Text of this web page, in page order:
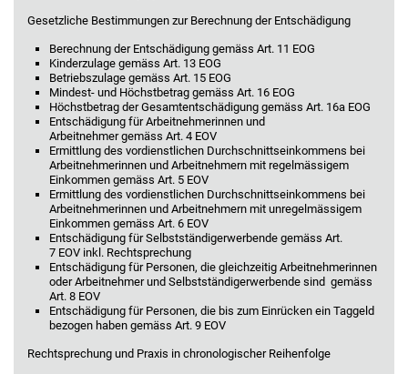
Gesetzliche Bestimmungen zur Berechnung der Entschädigung
Berechnung der Entschädigung gemäss Art. 11 EOG
Kinderzulage gemäss Art. 13 EOG
Betriebszulage gemäss Art. 15 EOG
Mindest- und Höchstbetrag gemäss Art. 16 EOG
Höchstbetrag der Gesamtentschädigung gemäss Art. 16a EOG
Entschädigung für Arbeitnehmerinnen und
Arbeitnehmer gemäss Art. 4 EOV
Ermittlung des vordienstlichen Durchschnittseinkommens bei
Arbeitnehmerinnen und Arbeitnehmern mit regelmässigem
Einkommen gemäss Art. 5 EOV
Ermittlung des vordienstlichen Durchschnittseinkommens bei
Arbeitnehmerinnen und Arbeitnehmern mit unregelmässigem
Einkommen gemäss Art. 6 EOV
Entschädigung für Selbstständigerwerbende gemäss Art.
7 EOV inkl. Rechtsprechung
Entschädigung für Personen, die gleichzeitig Arbeitnehmerinnen
oder Arbeitnehmer und Selbstständigerwerbende sind gemäss
Art. 8 EOV
Entschädigung für Personen, die bis zum Einrücken ein Taggeld
bezogen haben gemäss Art. 9 EOV
Rechtsprechung und Praxis in chronologischer Reihenfolge